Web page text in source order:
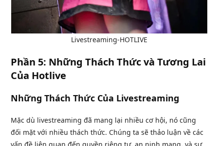
Livestreaming-HOTLIVE
Phần 5: Những Thách Thức và Tương Lai
Của Hotlive
Những Thách Thức Của Livestreaming
Mặc dù livestreaming đã mang lại nhiều cơ hội, nó cũng
đối mặt với nhiều thách thức. Chúng ta sẽ thảo luận về các